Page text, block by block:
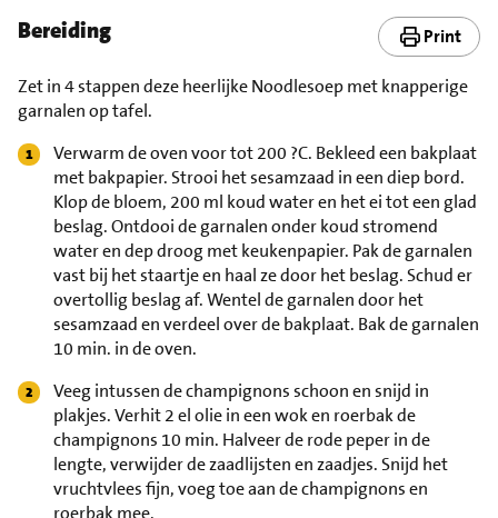
Bereiding Print
Zet in 4 stappen deze heerlijke Noodlesoep met knapperige
garnalen op tafel.
Verwarm de oven voor tot 200 ?C. Bekleed een bakplaat
met bakpapier. Strooi het sesamzaad in een diep bord.
Klop de bloem, 200 ml koud water en het ei tot een glad
beslag. Ontdooi de garnalen onder koud stromend
water en dep droog met keukenpapier. Pak de garnalen
vast bij het staartje en haal ze door het beslag. Schud er
overtollig beslag af. Wentel de garnalen door het
sesamzaad en verdeel over de bakplaat. Bak de garnalen
10 min. in de oven.
Veeg intussen de champignons schoon en snijd in
plakjes. Verhit 2 el olie in een wok en roerbak de
champignons 10 min. Halveer de rode peper in de
lengte, verwijder de zaadlijsten en zaadjes. Snijd het
vruchtvlees fijn, voeg toe aan de champignons en
roerbak mee.